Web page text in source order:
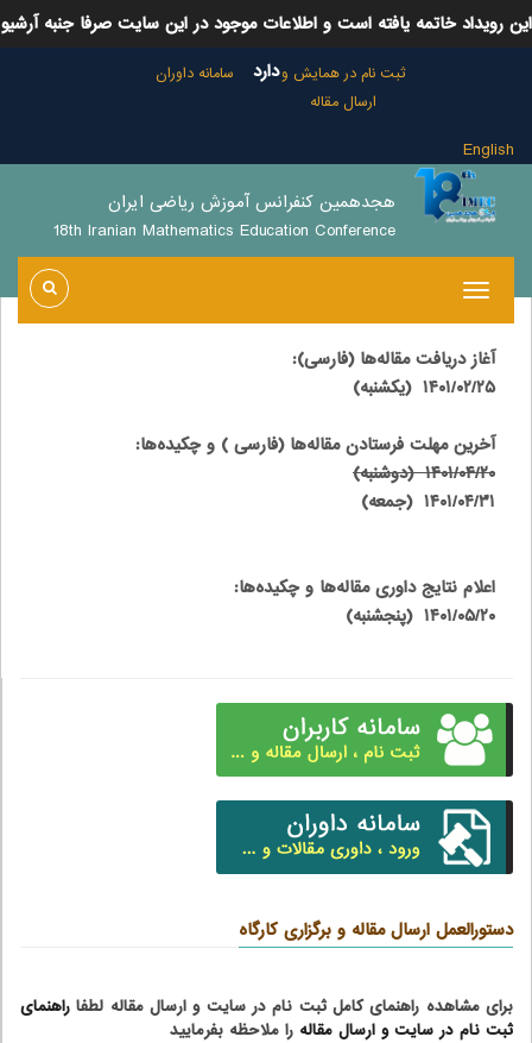
این رویداد خاتمه یافته است و اطلاعات موجود در این سایت صرفا جنبه آرشیو
داردثبت نام در همایش و
ارسال مقاله
سامانه داوران
English
هجدهمین کنفرانس آموزش ریاضی ایران
18th Iranian Mathematics Education Conference
:: تاریخ های مهم
آغاز دریافت مقاله‌ها (فارسی):
۱۴۰۱/۰۲/۲۵ (یکشنبه)
آخرین مهلت فرستادن مقاله‌ها (فارسی ) و چکیده‌ها:
۱۴۰۱/۰۴/۲۰ (دوشنبه)
۱۴۰۱/۰۴/۳۱ (جمعه)
اعلام نتایج داوری مقاله‌ها و چکیده‌ها:
۱۴۰۱/۰۵/۲۰ (پنجشنبه)
دستورالعمل ارسال مقاله و برگزاری کارگاه
برای مشاهده راهنمای کامل ثبت نام در سایت و ارسال مقاله لطفا راهنمای
ثبت نام در سایت و ارسال مقاله را ملاحظه بفرمایید